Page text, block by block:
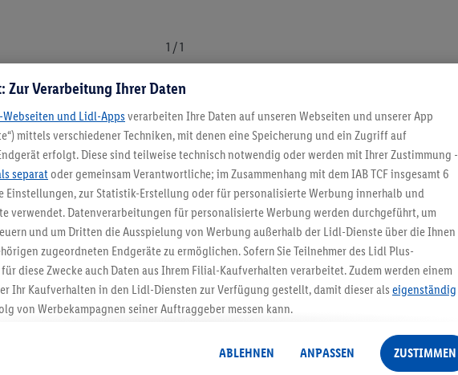
1 / 1
5.95 € Versand sparen³²ᵃ
Jetzt zum Newsletter anmelden
Gutschein sichern!
Zur Verarbeitung Ihrer Daten
und Lidl-Apps verarbeiten Ihre Daten auf unseren Webseiten und unserer App
mittels verschiedener Techniken, mit denen eine Speicherung und ein Zugriff auf
erfolgt. Diese sind teilweise technisch notwendig oder werden mit Ihrer Zustimmung -
separat oder gemeinsam Verantwortliche; im Zusammenhang mit dem IAB TCF insgesamt 6
Einstellungen, zur Statistik-Erstellung oder für personalisierte Werbung innerhalb und
verwendet. Datenverarbeitungen für personalisierte Werbung werden durchgeführt, um
und um Dritten die Ausspielung von Werbung außerhalb der Lidl-Dienste über die Ihnen
zugeordneten Endgeräte zu ermöglichen. Sofern Sie Teilnehmer des Lidl Plus-
diese Zwecke auch Daten aus Ihrem Filial-Kaufverhalten verarbeitet. Zudem werden einem
Ihr Kaufverhalten in den Lidl-Diensten zur Verfügung gestellt, damit dieser als eigenständig
von Werbekampagnen seiner Auftraggeber messen kann.
umfasst die Zusammenführung von Daten (z.B. über Ihre Nutzung der Lidl-Dienste, Ihr
Diensten, Informationen aus Ihrem Kundenkonto - z.B. Alter oder Geschlecht - sowie Ihre
ABLEHNEN ANPASSEN ZUSTIMMEN